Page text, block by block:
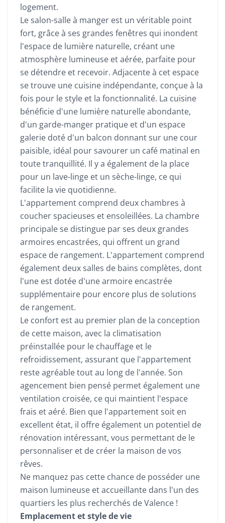
logement.
Le salon-salle à manger est un véritable point
fort, grâce à ses grandes fenêtres qui inondent
l'espace de lumière naturelle, créant une
atmosphère lumineuse et aérée, parfaite pour
se détendre et recevoir. Adjacente à cet espace
se trouve une cuisine indépendante, conçue à la
fois pour le style et la fonctionnalité. La cuisine
bénéficie d'une lumière naturelle abondante,
d'un garde-manger pratique et d'un espace
galerie doté d'un balcon donnant sur une cour
paisible, idéal pour savourer un café matinal en
toute tranquillité. Il y a également de la place
pour un lave-linge et un sèche-linge, ce qui
facilite la vie quotidienne.
L'appartement comprend deux chambres à
coucher spacieuses et ensoleillées. La chambre
principale se distingue par ses deux grandes
armoires encastrées, qui offrent un grand
espace de rangement. L'appartement comprend
également deux salles de bains complètes, dont
l'une est dotée d'une armoire encastrée
supplémentaire pour encore plus de solutions
de rangement.
Le confort est au premier plan de la conception
de cette maison, avec la climatisation
préinstallée pour le chauffage et le
refroidissement, assurant que l'appartement
reste agréable tout au long de l'année. Son
agencement bien pensé permet également une
ventilation croisée, ce qui maintient l'espace
frais et aéré. Bien que l'appartement soit en
excellent état, il offre également un potentiel de
rénovation intéressant, vous permettant de le
personnaliser et de créer la maison de vos
rêves.
Ne manquez pas cette chance de posséder une
maison lumineuse et accueillante dans l'un des
quartiers les plus recherchés de Valence !
Emplacement et style de vie